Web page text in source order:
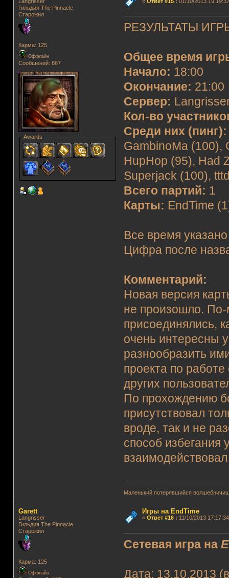
Гильдия The Pinnacle
Старожил
Карма: 125
Оффлайн
Сообщений: 667
Awards
РЕЗУЛЬТАТЫ
Общее время
Начало: 18:00
Окончание: 21:00
Сервер:
Кол-во
Среди них (пинг):
GambinoMa (100),
HupHop (95), Had
Superjack (100),
Всего партий: 1
Карты: EndTime
Все время
Цифра после
Комментарий:
Новая версия
не произошло. По-
присоединялись,
очень интересны
разнообразить
проекта по
других
По прохождению
присутствовал
вроде, так и не
способ избегания
Маленький потерявшийся
Garett
Langrisser
Гильдия The Pinnacle
Старожил
Карма: 125
Оффлайн
Игры на EndTime
« Ответ #16: 11/10/2013
Сетевая игра на
Дата: 13.10.2013